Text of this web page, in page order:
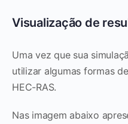
Visualização de
Uma vez que sua
utilizar algumas formas
HEC-RAS.
Nas imagem abaixo